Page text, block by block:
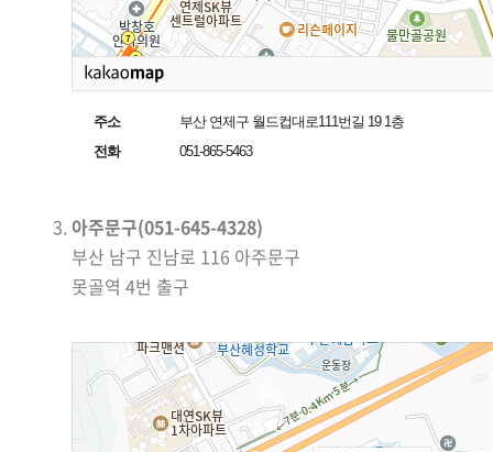
주소
부산 연제구 월드컵대로111번길 19 1층
전화
051-865-5463
아주문구(051-645-4328)
부산 남구 진남로 116 아주문구
못골역 4번 출구